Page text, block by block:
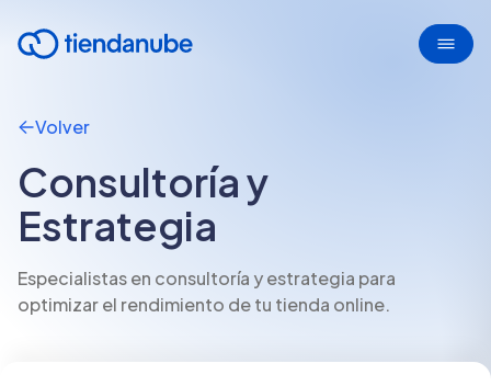
Volver
Consultoría y
Estrategia
Especialistas en consultoría y estrategia para
optimizar el rendimiento de tu tienda online.